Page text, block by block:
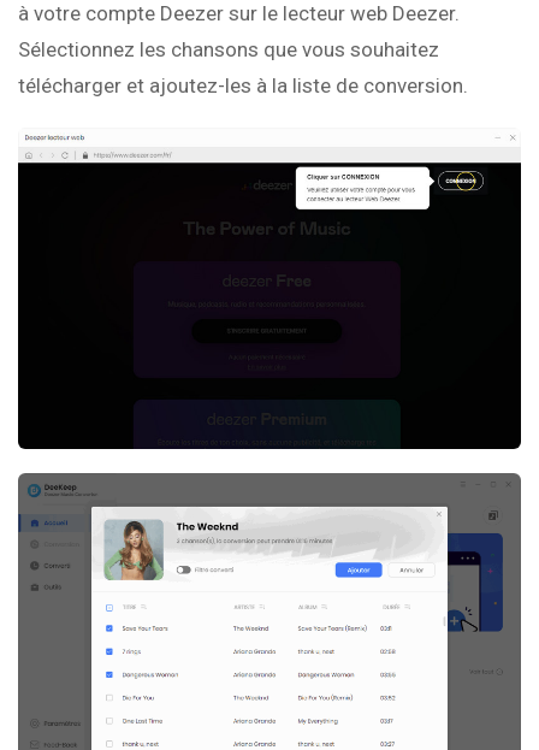
à votre compte Deezer sur le lecteur web Deezer.
Sélectionnez les chansons que vous souhaitez
télécharger et ajoutez-les à la liste de conversion.